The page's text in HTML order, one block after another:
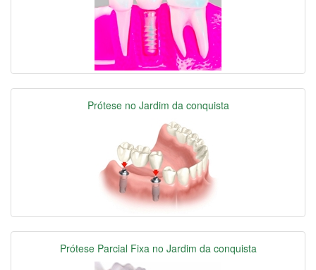
Prótese no Jardim da conquista
Prótese Parcial Fixa no Jardim da conquista